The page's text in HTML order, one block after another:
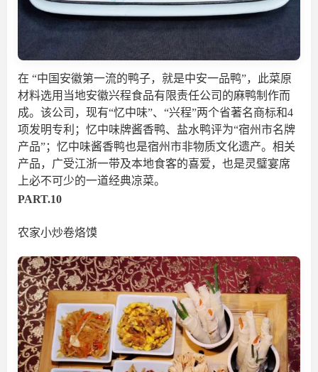
在 “中国安徽第一流的鸭子，就是中安一品鸭”，此菜原
材料选用当地安徽兴程食品有限责任公司的麻鸭制作而
成。该公司，现有“忆中味”、“兴程”两个省著名商标和4
项发明专利；忆中味牌酱香鸭、盐水鸭评为“宿州市名牌
产品”；忆中味酱香鸭也是宿州市非物质文化遗产。相关
产品，广受江浙一带及本地食客的喜爱，也是灵璧宴席
上必不可少的一道经典凉菜。
PART.10
农家小炒卷烙馍